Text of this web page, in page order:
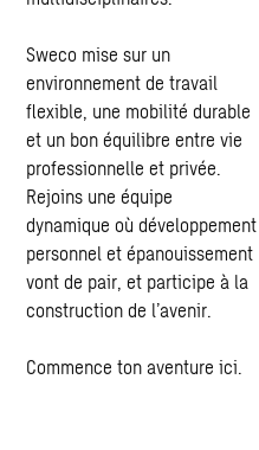
Sweco mise sur un
environnement de travail
flexible, une mobilité durable
et un bon équilibre entre vie
professionnelle et privée.
Rejoins une équipe
dynamique où développement
personnel et épanouissement
vont de pair, et participe à la
construction de l’avenir.
Commence ton aventure ici.